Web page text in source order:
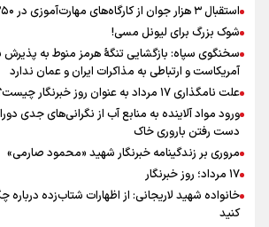
استقبال ۳ هزار جوان از کارگاه‌های مهارت‌آموزی در ۲۵۰ شهرستان کشور
شوک بزرگ برای لیونل مسی!
سخنگوی سپاه: بازگشایی تنگۀ هرمز منوط به پذیرش
آمریکاست و ارتباطی به مذاکرات ایران و عمان ندارد
علت نامگذاری ۱۷ مرداد به عنوان روز خبرنگار چیست؟
ورود مواد آلاینده به منابع آب از نگرانی‌های جدی
دست رفتن باروری خاک
مروری بر زندگینامه خبرنگار شهید «محمود صارمی»
۱۷ مرداد؛ روز خبرنگار
خانواده شهید لاریجانی: از اظهارات شتاب‌زده
کنید